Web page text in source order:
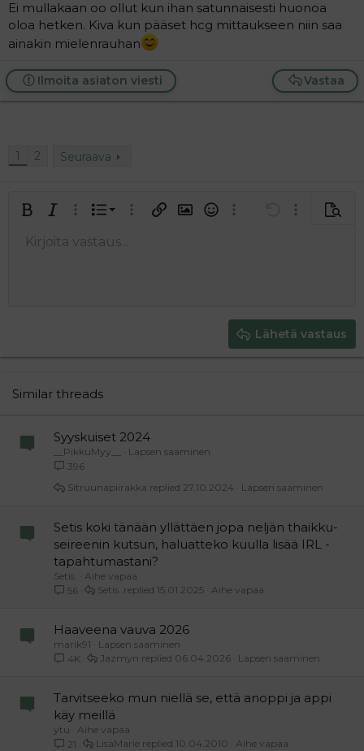
Ei mullakaan oo ollut kun ihan satunnaisesti huonoa
oloa hetken. Kiva kun pääset hcg mittaukseen niin saa
ainakin mielenrauhan
Vastaa
Ilmoita asiaton viesti
1 2 Seuraava
LihavoituKursivoitu
Laajennettuun editoriin…
Lista
Järjestetty lista
Laajennettuun editoriin…
Lisää hyperlinkki
Lisää kuva
HymiötLaajennettuun
Kumoa
Fontin koko
9
26
Tekstiväri
KirjasintyyliArial
Yliviivaa
Tasaus Tasaa vasemmalle
Paragraph format
Normal
LainausLisää video/media
Lisää taulukko
Insert horizontal line
Tee uudelleen
BBCode-näkymä
Poista muotoilu
Luonnokset
Kirjoita vastaus...
Lähetä vastaus
Similar threads
Syyskuiset 2024
__PikkuMyy__
Lapsen saaminen
396
Lapsen saaminen
27.10.2024
Sitruunapiirakka
Setis koki tänään yllättäen jopa neljän thaikku-
seireenin kutsun, haluatteko kuulla lisää IRL -
tapahtumastani?
Setis.
Aihe vapaa
56
Aihe vapaa
15.01.2025
Setis.
Haaveena vauva 2026
marik91
Lapsen saaminen
4K
Lapsen saaminen
06.04.2026
Jazmyn
Tarvitseeko mun niellä se, että anoppi ja appi
käy meillä
ytu
Aihe vapaa
21
Aihe vapaa
10.04.2010
LisaMarie